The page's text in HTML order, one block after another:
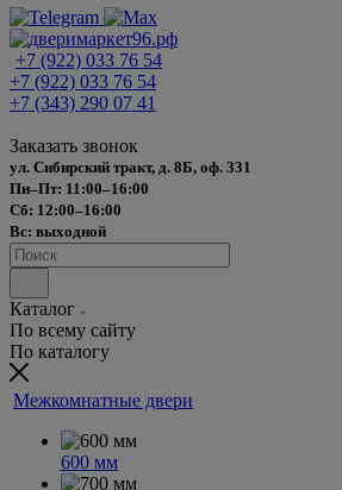
+7 (922) 033 76 54
+7 (922) 033 76 54
+7 (343) 290 07 41
Заказать звонок
ул. Сибирский тракт, д. 8Б, оф. 331
Пн–Пт: 11:00–16:00
Сб: 12:00–16:00
Вс: выходной
Каталог
По всему сайту
По каталогу
Межкомнатные двери
600 мм